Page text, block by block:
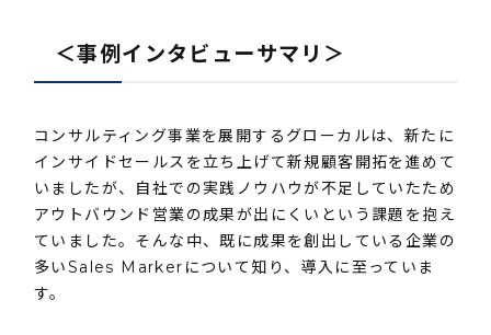
＜事例インタビューサマリ＞
コンサルティング事業を展開するグローカルは、新たに
インサイドセールスを立ち上げて新規顧客開拓を進めて
いましたが、自社での実践ノウハウが不足していたため
アウトバウンド営業の成果が出にくいという課題を抱え
ていました。そんな中、既に成果を創出している企業の
多いSales Markerについて知り、導入に至っていま
す。